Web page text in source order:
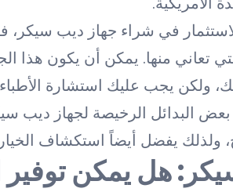
في شراء جهاز ديب
تعاني منها. يمكن أن يكون هذا
بعض البدائل الرخيصة لجهاز
هل يمكن توفير